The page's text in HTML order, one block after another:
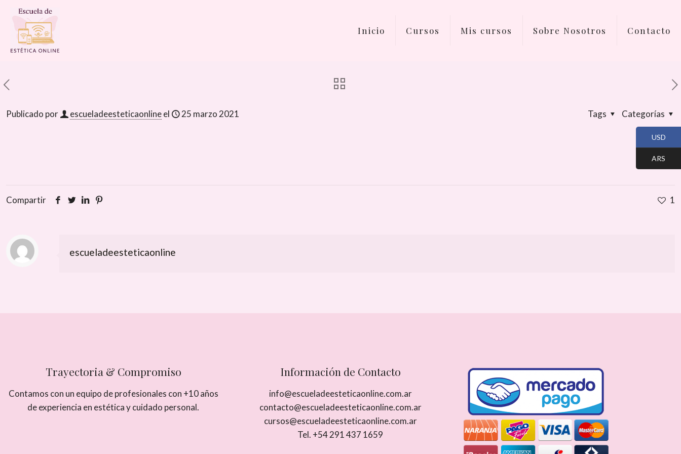
Inicio Cursos Mis cursos Sobre Nosotros Contacto
Publicado por escueladeesteticaonlineel 25 marzo 2021 Categorías
Tags
Compartir 1
escueladeesteticaonline
Trayectoria & Compromiso
Contamos con un equipo de profesionales con +10 años
de experiencia en estética y cuidado personal.
Información de Contacto
info@escueladeesteticaonline.com.ar
contacto@escueladeesteticaonline.com.ar
cursos@escueladeesteticaonline.com.ar
Tel. +54 291 437 1659
USD
ARS